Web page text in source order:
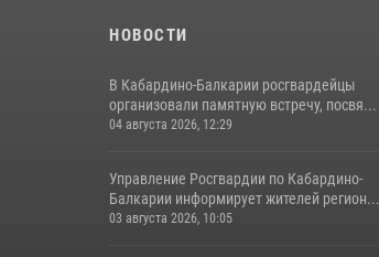
НОВОСТИ
В Кабардино-Балкарии росгвардейцы
организовали памятную встречу, посвя...
04 августа 2026, 12:29
Управление Росгвардии по Кабардино-
Балкарии информирует жителей регион...
03 августа 2026, 10:05